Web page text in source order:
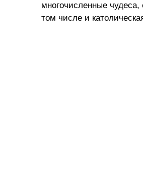
многочисленные
том числе и